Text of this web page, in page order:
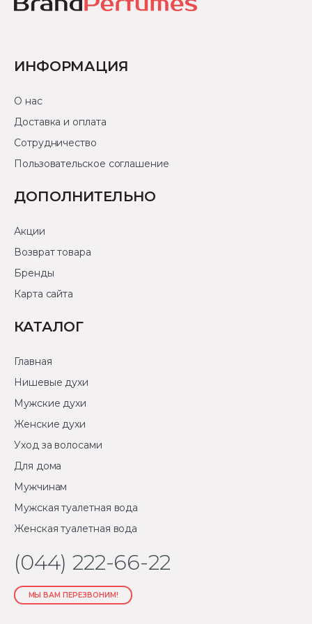
ИНФОРМАЦИЯ
О нас
Доставка и оплата
Сотрудничество
Пользовательское соглашение
ДОПОЛНИТЕЛЬНО
Акции
Возврат товара
Бренды
Карта сайта
КАТАЛОГ
Главная
Нишевые духи
Мужские духи
Женские духи
Уход за волосами
Для дома
Мужчинам
Мужская туалетная вода
Женская туалетная вода
(044) 222-66-22
МЫ ВАМ ПЕРЕЗВОНИМ!